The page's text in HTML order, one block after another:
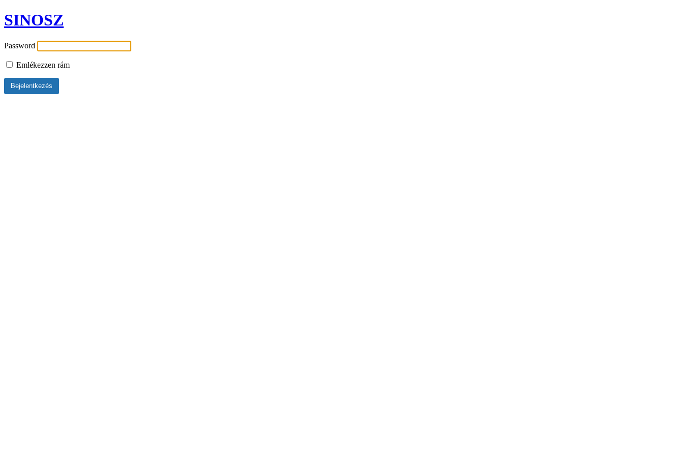
SINOSZ
Password
Emlékezzen rám